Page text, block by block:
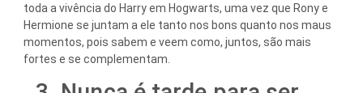
toda a vivência do Harry em Hogwarts, uma vez que Rony e
Hermione se juntam a ele tanto nos bons quanto nos maus
momentos, pois sabem e veem como, juntos, são mais
fortes e se complementam.